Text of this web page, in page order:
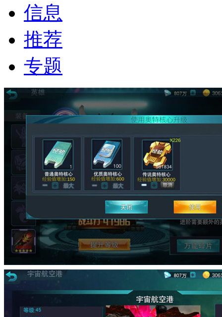
信息
推荐
专题